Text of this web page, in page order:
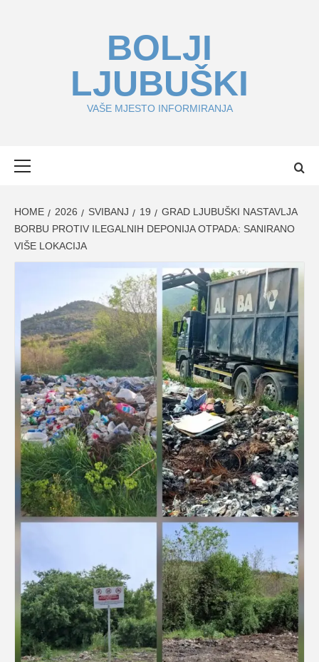
BOLJI
LJUBUŠKI
VAŠE MJESTO INFORMIRANJA
HOME 2026 SVIBANJ 19
GRAD LJUBUŠKI NASTAVLJA
BORBU PROTIV ILEGALNIH DEPONIJA OTPADA: SANIRANO
VIŠE LOKACIJA